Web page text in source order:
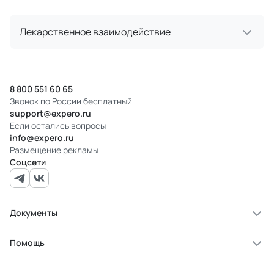
Лекарственное взаимодействие
8 800 551 60 65
Звонок по России бесплатный
support@expero.ru
Если остались вопросы
info@expero.ru
Размещение рекламы
Соцсети
Документы
Помощь